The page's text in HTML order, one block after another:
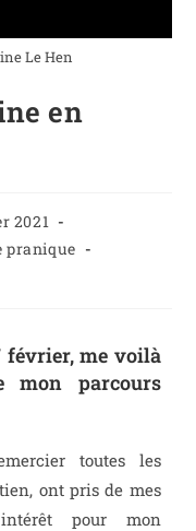
Le Hen
en
2021
pranique
février, me voilà
mon parcours
toutes les
ont pris de mes
pour mon